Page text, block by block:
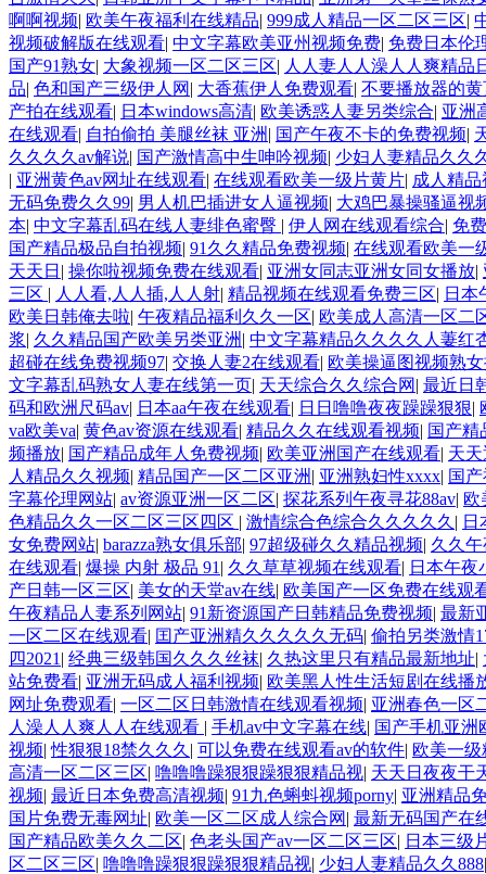
啊啊视频| 欧美午夜福利在线精品| 999成人精品一区二区三区|
视频破解版在线观看| 中文字幕欧美亚州视频免费| 免费日本伦
国产91熟女| 大象视频一区二区三区| 人人妻人人澡人人爽精品
品| 色和国产三级伊人网 | 大香蕉伊人免费观看| 不要播放器的
产拍在线观看| 日本windows高清| 欧美诱惑人妻另类综合| 亚洲
在线观看| 自拍偷拍 美腿丝袜 亚洲 | 国产午夜不卡的免费视频|
久久久久av解说| 国产激情高中生呻吟视频| 少妇人妻精品久久
| 亚洲黄色av网址在线观看| 在线观看欧美一级片黄片| 成人精
无码免费久久99| 男人机巴插进女人逼视频| 大鸡巴暴操骚逼视
本| 中文字幕乱码在线人妻绯色蜜臀 | 伊人网在线观看综合| 免
国产精品极品自拍视频| 91久久精品免费视频| 在线观看欧美一
天天日 | 操你啦视频免费在线观看| 亚洲女同志亚洲女同女播放|
三区 | 人人看,人人插,人人射| 精品视频在线观看免费三区| 日本
欧美日韩俺去啦| 午夜精品福利久久一区| 欧美成人高清一区二
浆| 久久精品国产欧美另类亚洲 | 中文字幕精品久久久久人萋红
超碰在线免费视频97| 交换人妻2在线观看| 欧美操逼图视频熟
文字幕乱码熟女人妻在线第一页| 天天综合久久综合网 | 最近日
码和欧洲尺码av| 日本aa午夜在线观看| 日日噜噜夜夜躁躁狠狠|
va欧美va| 黄色av资源在线观看| 精品久久在线观看视频| 国产精
频播放| 国产精品成年人免费视频| 欧美亚洲国产在线观看| 天
人精品久久视频| 精品国产一区二区亚洲 | 亚洲熟妇性xxxx| 国
字幕伦理网站| av资源亚洲一区二区| 探花系列午夜寻花88av| 欧
色精品久久一区二区三区四区 | 激情综合色综合久久久久久 | 日
女免费网站| barazza熟女俱乐部| 97超级碰久久精品视频| 久久
在线观看| 爆操 内射 极品 91 | 久久草草视频在线观看| 日本午夜
产日韩一区三区| 美女的天堂av在线| 欧美国产一区免费在线观
午夜精品人妻系列网站| 91新资源国产日韩精品免费视频| 最新
一区二区在线观看| 囯产亚洲精久久久久久无码| 偷拍另类激情
四2021 | 经典三级韩国久久久丝袜| 久热这里只有精品最新地址|
站免费看| 亚洲无码成人福利视频| 欧美黑人性生活短剧在线播
网址免费观看| 一区二区日韩激情在线观看视频| 亚洲春色一区
人澡人人爽人人在线观看 | 手机av中文字幕在线| 国产手机亚洲
视频|性狠狠18禁久久久 | 可以免费在线观看av的软件| 欧美一
高清一区二区三区| 噜噜噜躁狠狠躁狠狠精品视| 天天日夜夜干
视频| 最近日本免费高清视频| 91九色蝌蚪视频porny| 亚洲精品
国片免费无毒网址| 欧美一区二区成人综合网 | 最新无码国产在
国产精品欧美久久二区| 色老头国产av一区二区三区| 日本三级
区二区三区| 噜噜噜躁狠狠躁狠狠精品视| 少妇人妻精品久久888